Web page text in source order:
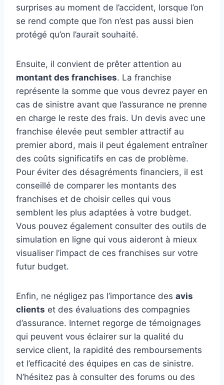
surprises au moment de l’accident, lorsque l’on
se rend compte que l’on n’est pas aussi bien
protégé qu’on l’aurait souhaité.
Ensuite, il convient de prêter attention au
montant des franchises. La franchise
représente la somme que vous devrez payer en
cas de sinistre avant que l’assurance ne prenne
en charge le reste des frais. Un devis avec une
franchise élevée peut sembler attractif au
premier abord, mais il peut également entraîner
des coûts significatifs en cas de problème.
Pour éviter des désagréments financiers, il est
conseillé de comparer les montants des
franchises et de choisir celles qui vous
semblent les plus adaptées à votre budget.
Vous pouvez également consulter des outils de
simulation en ligne qui vous aideront à mieux
visualiser l’impact de ces franchises sur votre
futur budget.
Enfin, ne négligez pas l’importance des avis
clients et des évaluations des compagnies
d’assurance. Internet regorge de témoignages
qui peuvent vous éclairer sur la qualité du
service client, la rapidité des remboursements
et l’efficacité des équipes en cas de sinistre.
N’hésitez pas à consulter des forums ou des